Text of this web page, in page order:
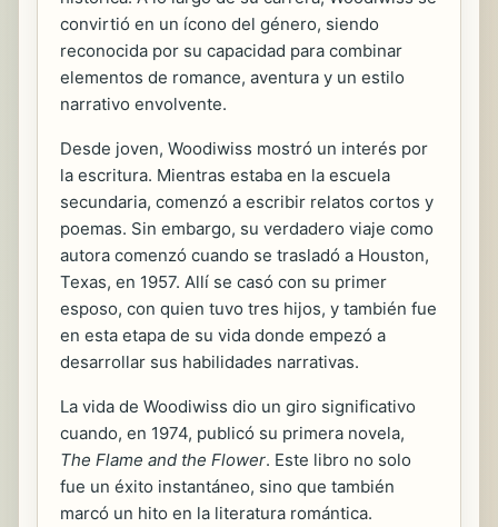
convirtió en un ícono del género, siendo
reconocida por su capacidad para combinar
elementos de romance, aventura y un estilo
narrativo envolvente.
Desde joven, Woodiwiss mostró un interés por
la escritura. Mientras estaba en la escuela
secundaria, comenzó a escribir relatos cortos y
poemas. Sin embargo, su verdadero viaje como
autora comenzó cuando se trasladó a Houston,
Texas, en 1957. Allí se casó con su primer
esposo, con quien tuvo tres hijos, y también fue
en esta etapa de su vida donde empezó a
desarrollar sus habilidades narrativas.
La vida de Woodiwiss dio un giro significativo
cuando, en 1974, publicó su primera novela,
The Flame and the Flower. Este libro no solo
fue un éxito instantáneo, sino que también
marcó un hito en la literatura romántica.